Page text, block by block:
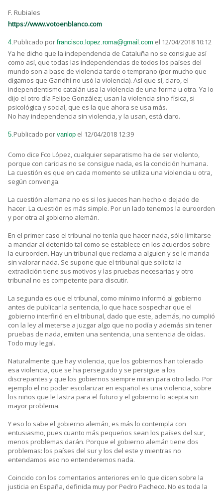
F. Rubiales
https://www.votoenblanco.com
4.Publicado por francisco.lopez.roma@gmail.com el 12/04/2018 10:12
Ya he dicho que la independencia de Cataluña no se consigue así
como así, que todas las independencias de todos los países del
mundo son a base de violencia tarde o temprano (por mucho que
digamos que Gandhi no usó la violencia). Así que sí, claro, el
independentismo catalán usa la violencia de una forma u otra. Ya lo
dijo el otro día Felipe González; usan la violencia sino física, si
psicológica y social, que es la que ahora se usa más.
No hay independencia sin violencia, y la usan, está claro.
5.Publicado por vanlop el 12/04/2018 12:39
Como dice Fco López, cualquier separatismo ha de ser violento,
porque con caricias no se consigue nada, es la condición humana.
La cuestión es que en cada momento se utiliza una violencia u otra,
según convenga.
La cuestión alemana no es si los jueces han hecho o dejado de
hacer. La cuestión es más simple. Por un lado tenemos la euroorden
y por otra al gobierno alemán.
En el primer caso el tribunal no tenía que hacer nada, sólo limitarse
a mandar al detenido tal como se establece en los acuerdos sobre
la euroorden. Hay un tribunal que reclama a alguien y se le manda
sin valorar nada. Se supone que el tribunal que solicita la
extradición tiene sus motivos y las pruebas necesarias y otro
tribunal no es competente para discutir.
La segunda es que el tribunal, como mínimo informó al gobierno
antes de publicar la sentencia, lo que hace sospechar que el
gobierno interfirió en el tribunal, dado que este, además, no cumplió
con la ley al meterse a juzgar algo que no podía y además sin tener
pruebas de nada, emiten una sentencia, una sentencia de oídas.
Todo muy legal.
Naturalmente que hay violencia, que los gobiernos han tolerado
esa violencia, que se ha perseguido y se persigue a los
discrepantes y que los gobiernos siempre miran para otro lado. Por
ejemplo el no poder escolarizar en español es una violencia, sobre
los niños que le lastra para el futuro y el gobierno lo acepta sin
mayor problema.
Y eso lo sabe el gobierno alemán, es más lo contempla con
entusiasmo, pues cuanto más pequeños sean los países del sur,
menos problemas darán. Porque el gobierno alemán tiene dos
problemas: los países del sur y los del este y mientras no
entendamos eso no entenderemos nada.
Coincido con los comentarios anteriores en lo que dicen sobre la
justicia en España, definida muy por Pedro Pacheco. No es toda la